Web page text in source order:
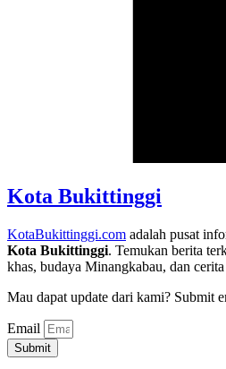
Kota Bukittinggi
KotaBukittinggi.com adalah pusat
Kota Bukittinggi. Temukan berita
khas, budaya Minangkabau, dan
Mau dapat update dari kami? Submit
Email
Submit